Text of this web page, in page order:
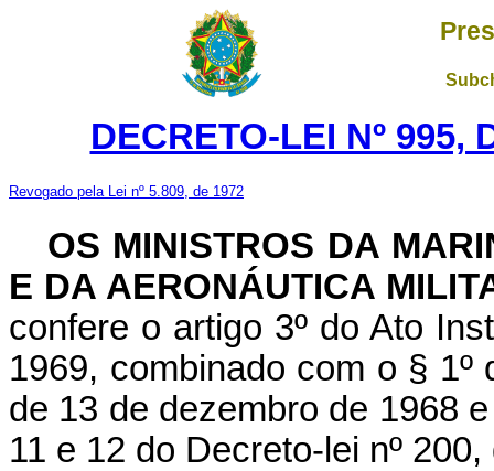
DECRETO-LEI Nº 995,
Revogado pela Lei nº 5.809, de 1972
OS MINISTROS DA
E DA AERONÁUTICA
confere o artigo 3º do Ato
1969, combinado com o § 1º
de 13 de dezembro de 1968
11 e 12 do Decreto-lei nº